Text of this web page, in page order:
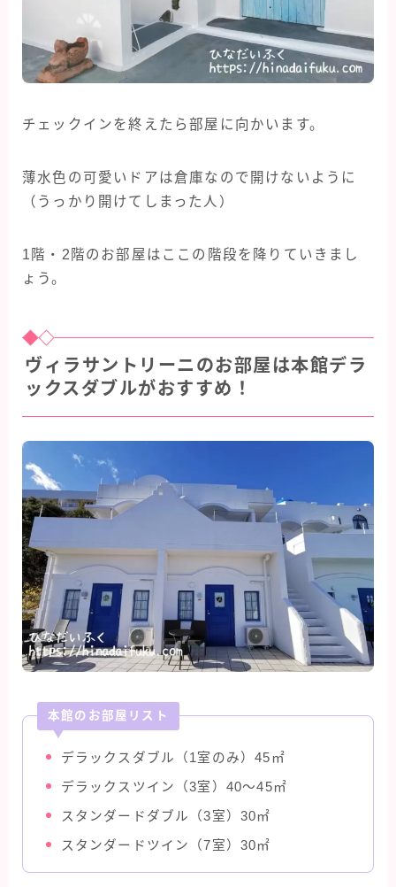
チェックインを終えたら部屋に向かいます。
薄水色の可愛いドアは倉庫なので開けないように
（うっかり開けてしまった人）
1階・2階のお部屋はここの階段を降りていきまし
ょう。
ヴィラサントリーニのお部屋は本館デラ
ックスダブルがおすすめ！
本館のお部屋リスト
デラックスダブル（1室のみ）45㎡
デラックスツイン（3室）40～45㎡
スタンダードダブル（3室）30㎡
スタンダードツイン（7室）30㎡